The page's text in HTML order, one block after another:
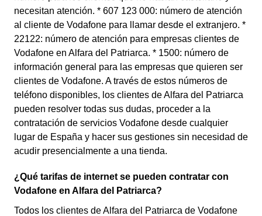
necesitan atención. * 607 123 000: número de atención
al cliente de Vodafone para llamar desde el extranjero. *
22122: número de atención para empresas clientes de
Vodafone en Alfara del Patriarca. * 1500: número de
información general para las empresas que quieren ser
clientes de Vodafone. A través de estos números de
teléfono disponibles, los clientes de Alfara del Patriarca
pueden resolver todas sus dudas, proceder a la
contratación de servicios Vodafone desde cualquier
lugar de España y hacer sus gestiones sin necesidad de
acudir presencialmente a una tienda.
¿Qué tarifas de internet se pueden contratar con
Vodafone en Alfara del Patriarca?
Todos los clientes de Alfara del Patriarca de Vodafone